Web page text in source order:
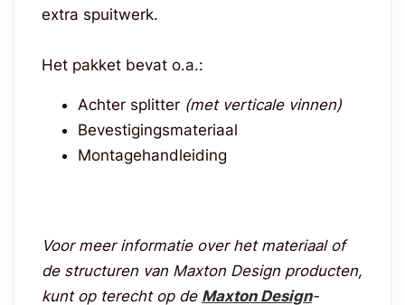
extra spuitwerk.
Het pakket bevat o.a.:
Achter splitter (met verticale vinnen)
Bevestigingsmateriaal
Montagehandleiding
Voor meer informatie over het materiaal of
de structuren van Maxton Design producten,
kunt op terecht op de Maxton Design-